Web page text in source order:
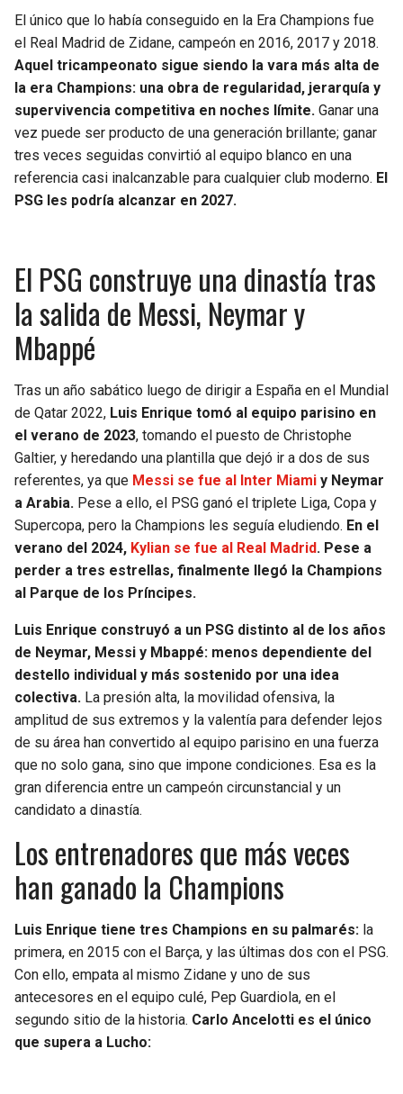
El único que lo había conseguido en la Era Champions fue
el Real Madrid de Zidane, campeón en 2016, 2017 y 2018.
Aquel tricampeonato sigue siendo la vara más alta de
la era Champions: una obra de regularidad, jerarquía y
supervivencia competitiva en noches límite. Ganar una
vez puede ser producto de una generación brillante; ganar
tres veces seguidas convirtió al equipo blanco en una
referencia casi inalcanzable para cualquier club moderno. El
PSG les podría alcanzar en 2027.
El PSG construye una dinastía tras
la salida de Messi, Neymar y
Mbappé
Tras un año sabático luego de dirigir a España en el Mundial
de Qatar 2022, Luis Enrique tomó al equipo parisino en
el verano de 2023, tomando el puesto de Christophe
Galtier, y heredando una plantilla que dejó ir a dos de sus
referentes, ya que Messi se fue al Inter Miami y Neymar
a Arabia. Pese a ello, el PSG ganó el triplete Liga, Copa y
Supercopa, pero la Champions les seguía eludiendo. En el
verano del 2024, Kylian se fue al Real Madrid. Pese a
perder a tres estrellas, finalmente llegó la Champions
al Parque de los Príncipes.
Luis Enrique construyó a un PSG distinto al de los años
de Neymar, Messi y Mbappé: menos dependiente del
destello individual y más sostenido por una idea
colectiva. La presión alta, la movilidad ofensiva, la
amplitud de sus extremos y la valentía para defender lejos
de su área han convertido al equipo parisino en una fuerza
que no solo gana, sino que impone condiciones. Esa es la
gran diferencia entre un campeón circunstancial y un
candidato a dinastía.
Los entrenadores que más veces
han ganado la Champions
Luis Enrique tiene tres Champions en su palmarés: la
primera, en 2015 con el Barça, y las últimas dos con el PSG.
Con ello, empata al mismo Zidane y uno de sus
antecesores en el equipo culé, Pep Guardiola, en el
segundo sitio de la historia. Carlo Ancelotti es el único
que supera a Lucho: